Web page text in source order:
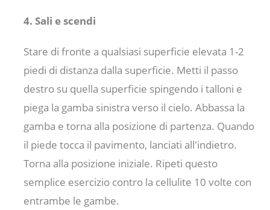
4. Sali e scendi
Stare di fronte a qualsiasi superficie elevata 1-2
piedi di distanza dalla superficie. Metti il ​​passo
destro su quella superficie spingendo i talloni e
piega la gamba sinistra verso il cielo. Abbassa la
gamba e torna alla posizione di partenza. Quando
il piede tocca il pavimento, lanciati all'indietro.
Torna alla posizione iniziale. Ripeti questo
semplice esercizio contro la cellulite 10 volte con
entrambe le gambe.